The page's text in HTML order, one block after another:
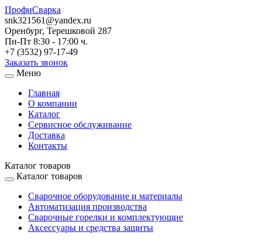
ПрофиСварка
snk321561@yandex.ru
Оренбург, Терешковой 287
Пн-Пт 8:30 - 17:00 ч.
+7 (3532) 97-17-49
Заказать звонок
Меню
Главная
О компании
Каталог
Сервисное обслуживание
Доставка
Контакты
Каталог товаров
Каталог товаров
Сварочное оборудование и материалы
Автоматизация производства
Сварочные горелки и комплектующие
Аксессуары и средства защиты